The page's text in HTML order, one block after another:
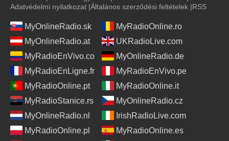
Adatvédelmi nyilatkozat |Általános szerződési feltételek |RSS
MyOnlineRadio.sk
MyRadioOnline.ro
MyOnlineRadio.at
UKRadioLive.com
MyRadioEnVivo.co
MyOnlineRadio.de
MyRadioEnLigne.fr
MyRadioEnVivo.pe
MyRadioOnline.pt
MyRadioOnline.it
MyRadioStanice.rs
MyOnlineRadio.cz
MyOnlineRadio.nl
IrishRadioLive.com
MyRadioOnline.pl
MyRadioOnline.es